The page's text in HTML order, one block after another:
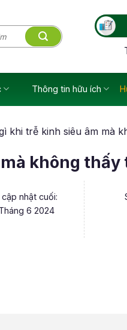
Thông tin hữu ích
khi trễ kinh siêu âm mà
không thấy
cập nhật cuối:
6 2024